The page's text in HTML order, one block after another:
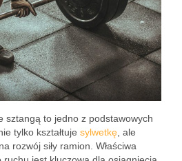
sztangą to jedno z podstawowych
tylko kształtuje sylwetkę , ale
rozwój siły ramion. Właściwa